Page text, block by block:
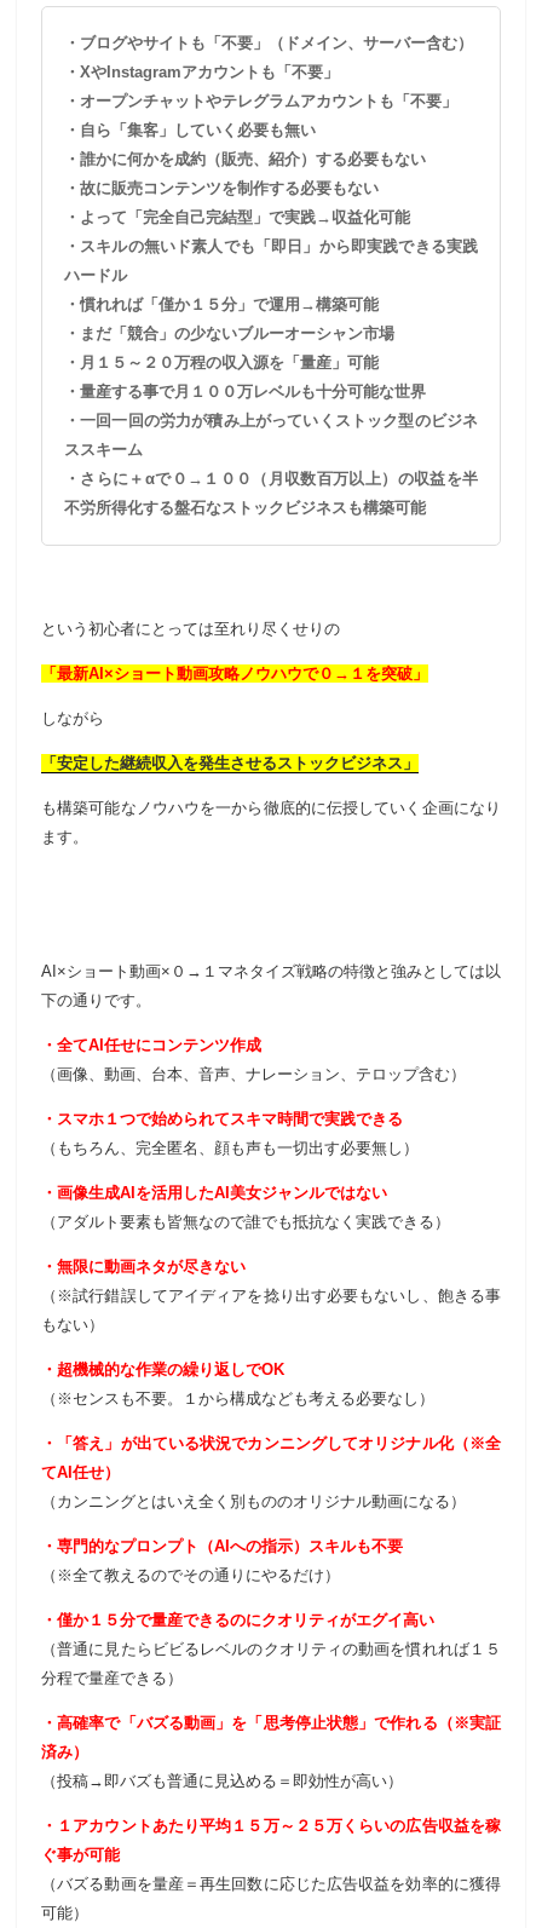
・ブログやサイトも「不要」（ドメイン、サーバー含む）
・XやInstagramアカウントも「不要」
・オープンチャットやテレグラムアカウントも「不要」
・自ら「集客」していく必要も無い
・誰かに何かを成約（販売、紹介）する必要もない
・故に販売コンテンツを制作する必要もない
・よって「完全自己完結型」で実践→収益化可能
・スキルの無いド素人でも「即日」から即実践できる実践
ハードル
・慣れれば「僅か１５分」で運用→構築可能
・まだ「競合」の少ないブルーオーシャン市場
・月１５～２０万程の収入源を「量産」可能
・量産する事で月１００万レベルも十分可能な世界
・一回一回の労力が積み上がっていくストック型のビジネ
ススキーム
・さらに＋αで０→１００（月収数百万以上）の収益を半
不労所得化する盤石なストックビジネスも構築可能
という初心者にとっては至れり尽くせりの
「最新AI×ショート動画攻略ノウハウで０→１を突破」
しながら
「安定した継続収入を発生させるストックビジネス」
も構築可能なノウハウを一から徹底的に伝授していく企画になり
ます。
AI×ショート動画×０→１マネタイズ戦略の特徴と強みとしては以
下の通りです。
・全てAI任せにコンテンツ作成
（画像、動画、台本、音声、ナレーション、テロップ含む）
・スマホ１つで始められてスキマ時間で実践できる
（もちろん、完全匿名、顔も声も一切出す必要無し）
・画像生成AIを活用したAI美女ジャンルではない
（アダルト要素も皆無なので誰でも抵抗なく実践できる）
・無限に動画ネタが尽きない
（※試行錯誤してアイディアを捻り出す必要もないし、飽きる事
もない）
・超機械的な作業の繰り返しでOK
（※センスも不要。１から構成なども考える必要なし）
・「答え」が出ている状況でカンニングしてオリジナル化（※全
てAI任せ）
（カンニングとはいえ全く別もののオリジナル動画になる）
・専門的なプロンプト（AIへの指示）スキルも不要
（※全て教えるのでその通りにやるだけ）
・僅か１５分で量産できるのにクオリティがエグイ高い
（普通に見たらビビるレベルのクオリティの動画を慣れれば１５
分程で量産できる）
・高確率で「バズる動画」を「思考停止状態」で作れる（※実証
済み）
（投稿→即バズも普通に見込める＝即効性が高い）
・１アカウントあたり平均１５万～２５万くらいの広告収益を稼
ぐ事が可能
（バズる動画を量産＝再生回数に応じた広告収益を効率的に獲得
可能）